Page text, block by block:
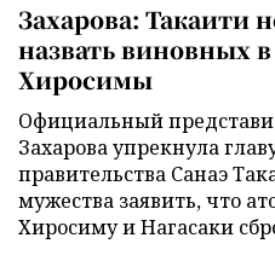
Захарова: Такаити
назвать виновных
Хиросимы
Официальный
Захарова упрекнула
правительства Санаэ
мужества заявить, что
Хиросиму и Нагасаки